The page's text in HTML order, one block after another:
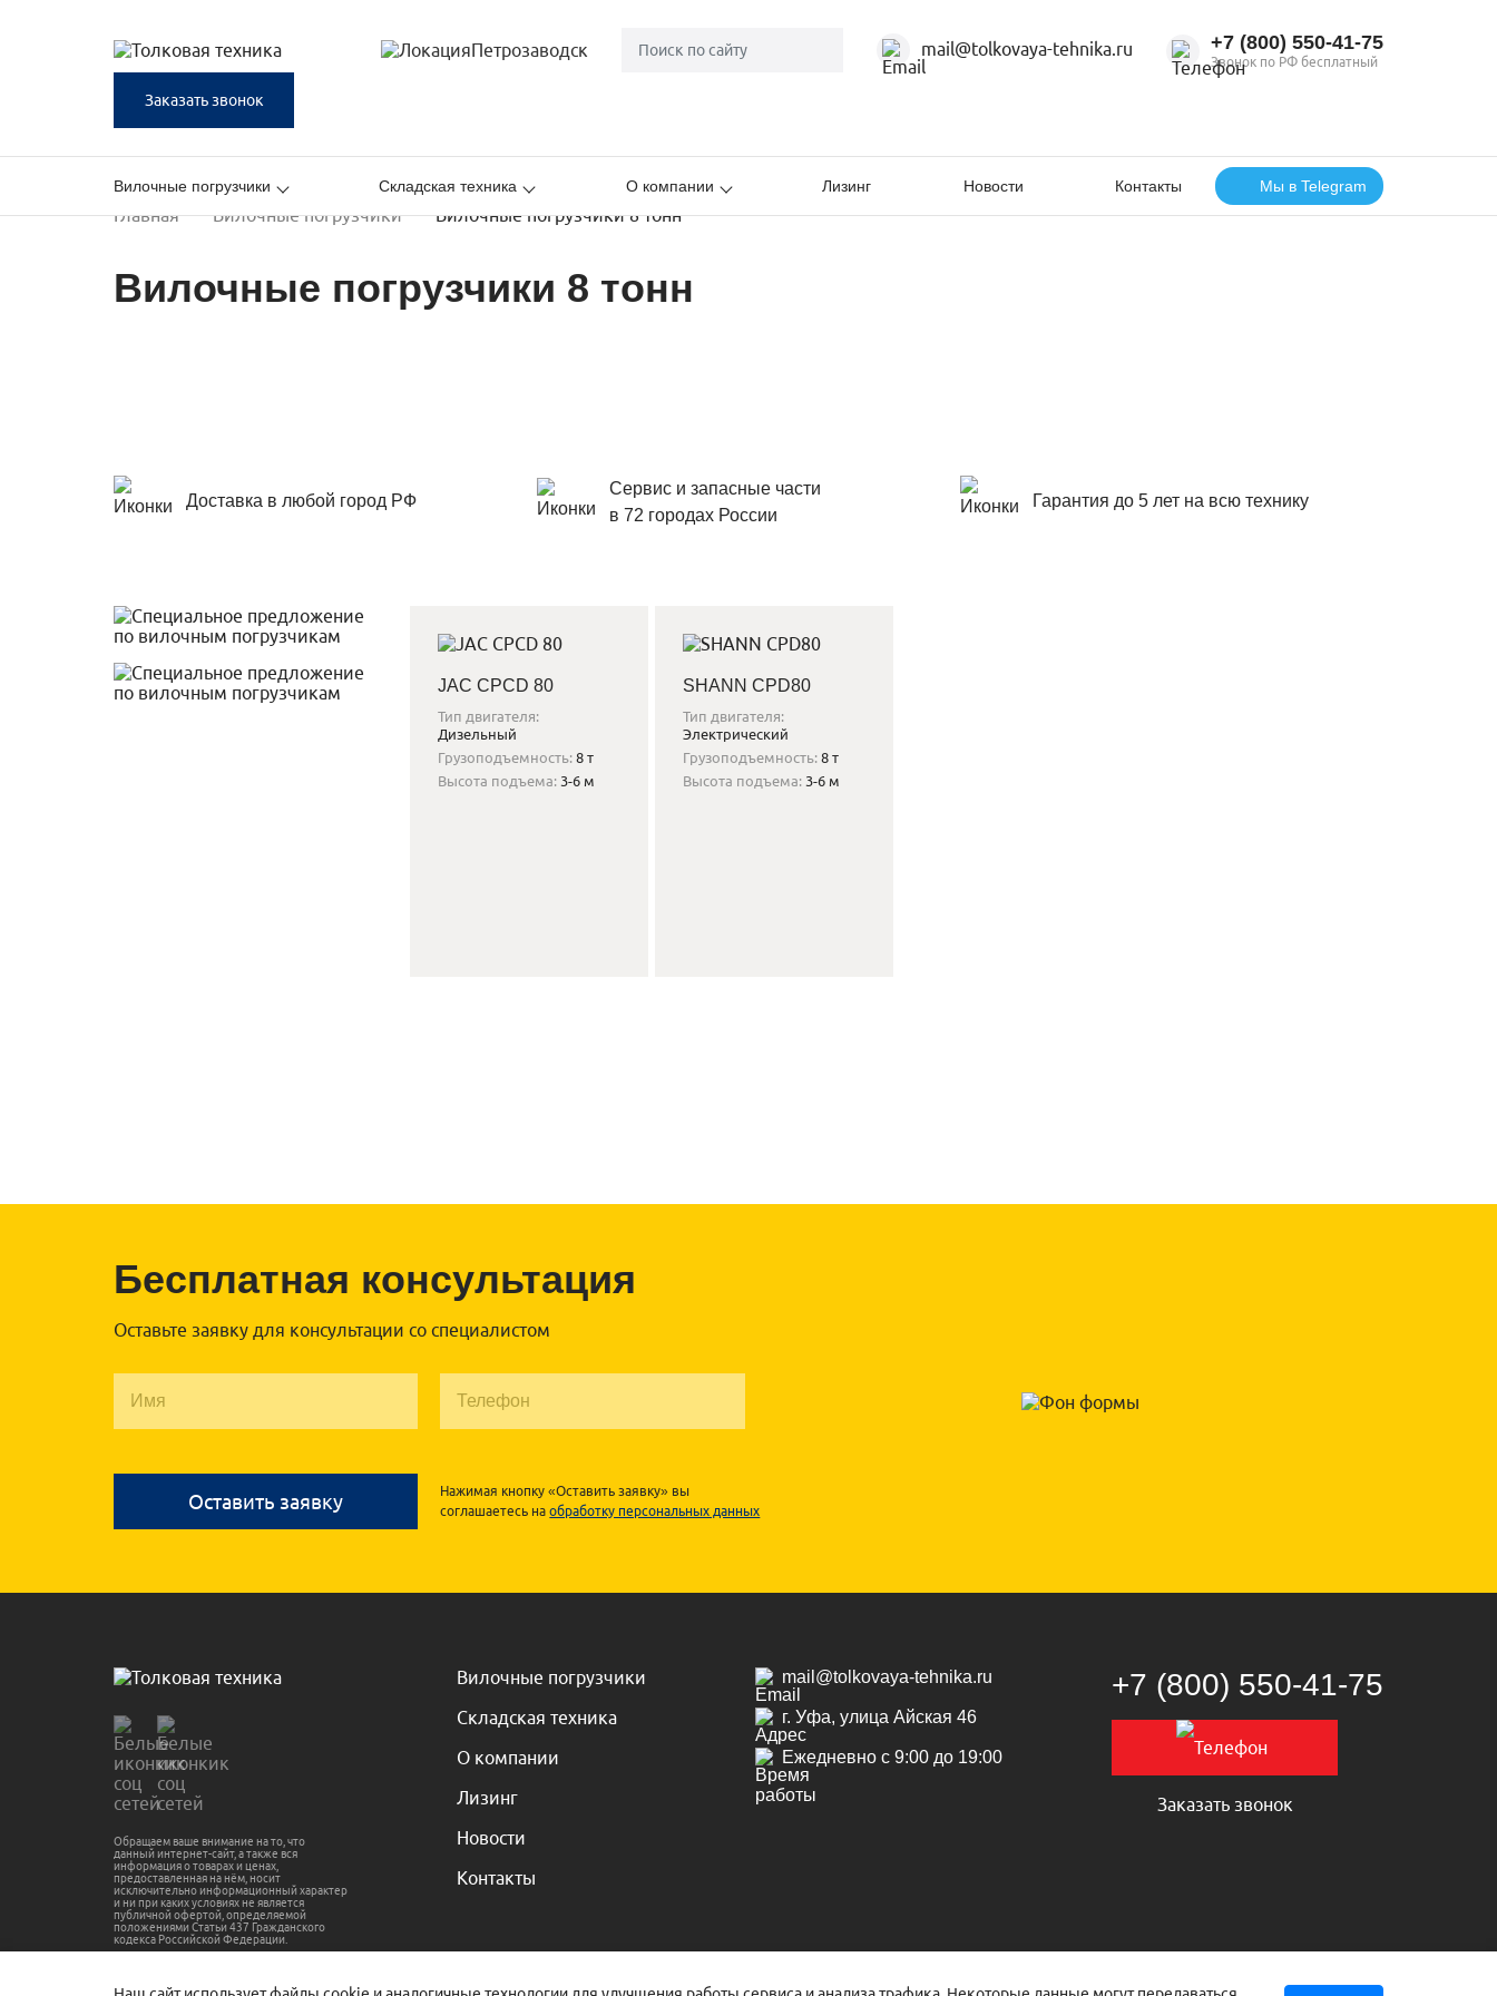
Петрозаводск mail@tolkovaya-tehnika.ru +7 (800) 550‑41‑75
Звонок по РФ бесплатный
Заказать звонок
Вилочные погрузчики Складская техника О компании Лизинг Новости Контакты Мы в Telegram
Главная Вилочные погрузчики Вилочные погрузчики 8 тонн
Вилочные погрузчики 8 тонн
Доставка в любой город РФ
Сервис и запасные части
в 72 городах России
Гарантия до 5 лет на всю технику
JAC CPCD 80
Тип двигателя:
Дизельный
Грузоподъемность: 8 т
Высота подъема: 3-6 м
SHANN CPD80
Тип двигателя:
Электрический
Грузоподъемность: 8 т
Высота подъема: 3-6 м
Бесплатная консультация
Оставьте заявку для консультации со специалистом
Оставить заявку
Нажимая кнопку «Оставить заявку» вы
соглашаетесь наобработку персональных данных
Обращаем ваше внимание на то, что
данный интернет-сайт, а также вся
информация о товарах и ценах,
предоставленная на нём, носит
исключительно информационный характер
и ни при каких условиях не является
публичной офертой, определяемой
положениями Статьи 437 Гражданского
кодекса Российской Федерации.
Вилочные погрузчики
Складская техника
О компании
Лизинг
Новости
Контакты
mail@tolkovaya-tehnika.ru
г. Уфа, улица Айская 46
Ежедневно с 9:00 до 19:00
+7 (800) 550‑41‑75
Заказать звонок